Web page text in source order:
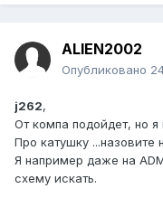
ALIEN2002
Опубликовано
j262,
От компа подойдет, но
Про катушку ...назовите
Я например даже на
схему искать.